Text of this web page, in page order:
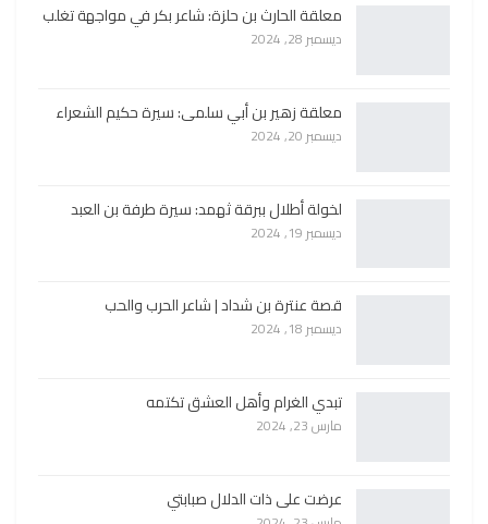
معلقة الحارث بن حلزة: شاعر بكر في مواجهة تغلب
ديسمبر 28, 2024
معلقة زهير بن أبي سلمى: سيرة حكيم الشعراء
ديسمبر 20, 2024
لخولة أطلال ببرقة ثهمد: سيرة طرفة بن العبد
ديسمبر 19, 2024
قصة عنترة بن شداد | شاعر الحرب والحب
ديسمبر 18, 2024
تبدي الغرام وأهل العشق تكتمه
مارس 23, 2024
عرضت على ذات الدلال صبابتي